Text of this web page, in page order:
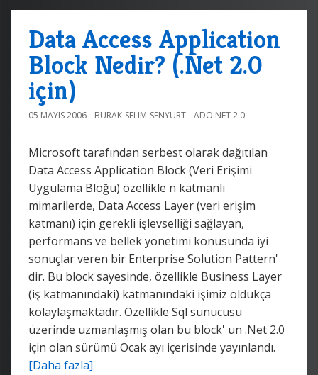
Data Access Application
Block Nedir? (.Net 2.0
için)
05 MAYIS 2006 BURAK-SELIM-SENYURT ADO.NET 2.0
Microsoft tarafından serbest olarak dağıtılan
Data Access Application Block (Veri Erişimi
Uygulama Bloğu) özellikle n katmanlı
mimarilerde, Data Access Layer (veri erişim
katmanı) için gerekli işlevselliği sağlayan,
performans ve bellek yönetimi konusunda iyi
sonuçlar veren bir Enterprise Solution Pattern'
dir. Bu block sayesinde, özellikle Business Layer
(iş katmanındaki) katmanındaki işimiz oldukça
kolaylaşmaktadır. Özellikle Sql sunucusu
üzerinde uzmanlaşmış olan bu block' un .Net 2.0
için olan sürümü Ocak ayı içerisinde yayınlandı.
[Daha fazla]